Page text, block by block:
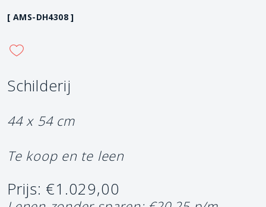
[ AMS-DH4308 ]
Schilderij
44 x 54 cm
Te koop en te leen
Prijs: €1.029,00